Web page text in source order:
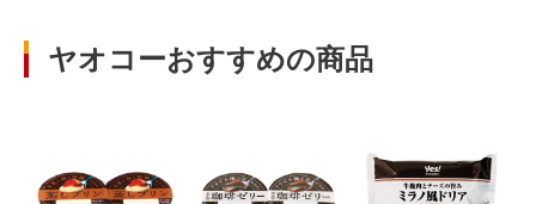
ヤオコーおすすめの商品